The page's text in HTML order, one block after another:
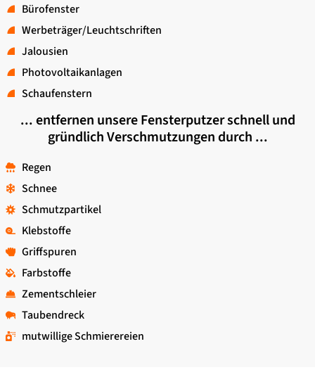
Bürofenster
Werbeträger/Leuchtschriften
Jalousien
Photovoltaikanlagen
Schaufenstern
... entfernen unsere Fensterputzer schnell und
gründlich Verschmutzungen durch ...
Regen
Schnee
Schmutzpartikel
Klebstoffe
Griffspuren
Farbstoffe
Zementschleier
Taubendreck
mutwillige Schmierereien